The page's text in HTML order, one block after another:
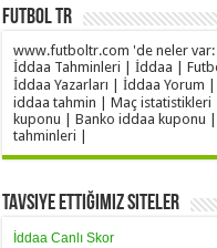
Futbol TR
www.futboltr.com 'de neler var:
İddaa Tahminleri | İddaa |
İddaa Yazarları | İddaa Yorum
iddaa tahmin | Maç istatistikleri
kuponu | Banko iddaa kuponu
tahminleri |
Tavsiye Ettiğimiz Siteler
İddaa Canlı Skor